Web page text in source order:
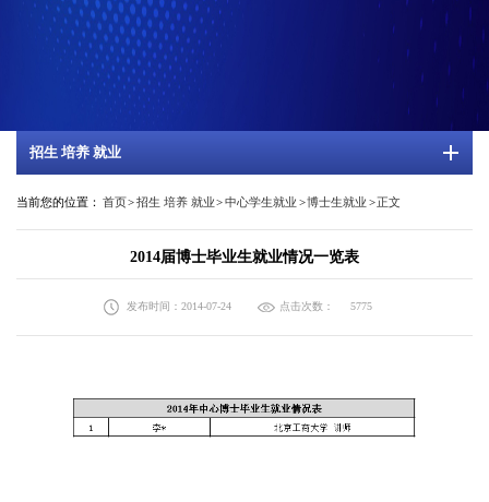
招生 培养 就业
当前您的位置： 首页>招生 培养 就业>中心学生就业 >博士生就业 >正文
2014届博士毕业生就业情况一览表
发布时间：2014-07-24 点击次数： 5775